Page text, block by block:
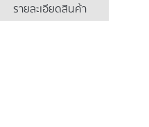
รายละเอียดสินค้า